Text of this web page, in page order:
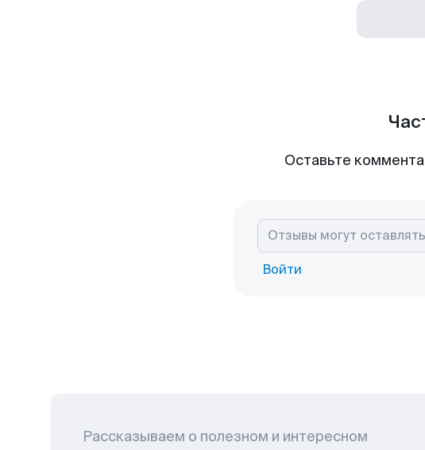
Оставьте
Войти
Рассказываем о полезном и интересном